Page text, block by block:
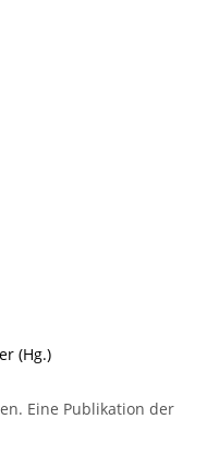
(Hg.)
Eine Publikation der